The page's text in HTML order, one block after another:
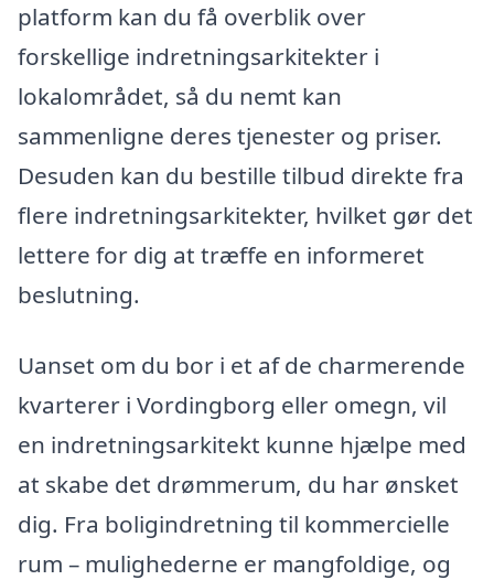
platform kan du få overblik over
forskellige indretningsarkitekter i
lokalområdet, så du nemt kan
sammenligne deres tjenester og priser.
Desuden kan du bestille tilbud direkte fra
flere indretningsarkitekter, hvilket gør det
lettere for dig at træffe en informeret
beslutning.
Uanset om du bor i et af de charmerende
kvarterer i Vordingborg eller omegn, vil
en indretningsarkitekt kunne hjælpe med
at skabe det drømmerum, du har ønsket
dig. Fra boligindretning til kommercielle
rum – mulighederne er mangfoldige, og